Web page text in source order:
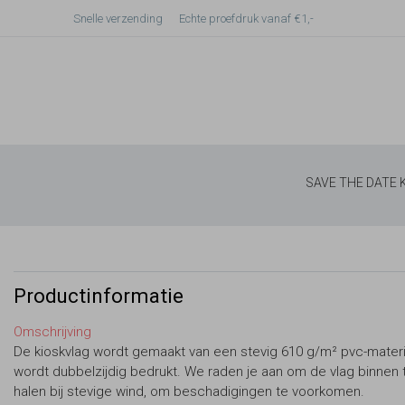
Snelle verzending Echte proefdruk vanaf €1,-
SAVE THE DATE
Productinformatie
Omschrijving
De kioskvlag wordt gemaakt van een stevig 610 g/m² pvc-
wordt dubbelzijdig bedrukt. We raden je aan om de vlag binnen
halen bij stevige wind, om beschadigingen te voorkomen.